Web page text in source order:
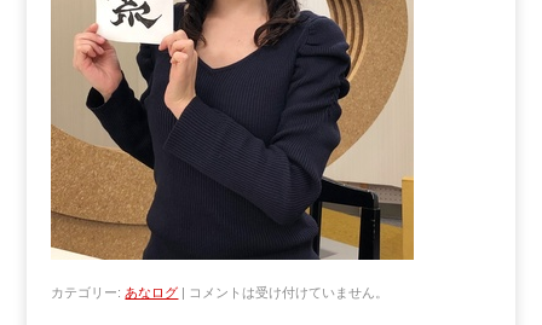
カテゴリー: あなログ | コメントは受け付けていません。